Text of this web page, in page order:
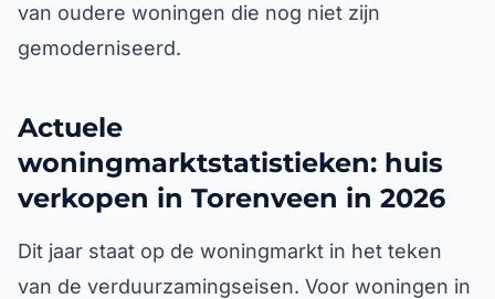
van oudere woningen die nog niet zijn
gemoderniseerd.
Actuele
woningmarktstatistieken: huis
verkopen in Torenveen in 2026
Dit jaar staat op de woningmarkt in het teken
van de verduurzamingseisen. Voor woningen in